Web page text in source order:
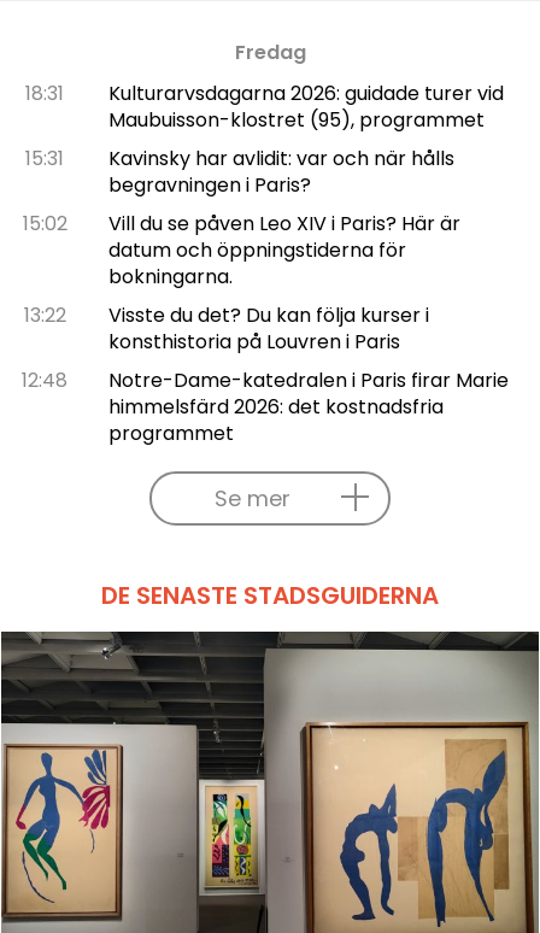
Fredag
18:31
Kulturarvsdagarna 2026: guidade turer vid
Maubuisson-klostret (95), programmet
15:31
Kavinsky har avlidit: var och när hålls
begravningen i Paris?
15:02
Vill du se påven Leo XIV i Paris? Här är
datum och öppningstiderna för
bokningarna.
13:22
Visste du det? Du kan följa kurser i
konsthistoria på Louvren i Paris
12:48
Notre-Dame-katedralen i Paris firar Marie
himmelsfärd 2026: det kostnadsfria
programmet
Se mer
DE SENASTE STADSGUIDERNA